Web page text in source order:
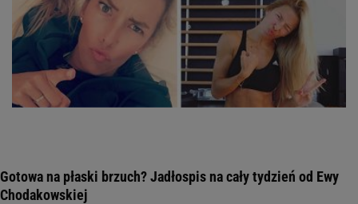
Gotowa na płaski brzuch? Jadłospis na cały tydzień od Ewy
Chodakowskiej